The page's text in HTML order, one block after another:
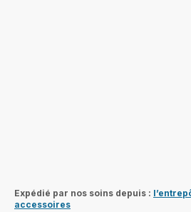
Expédié par nos soins depuis :
accessoires